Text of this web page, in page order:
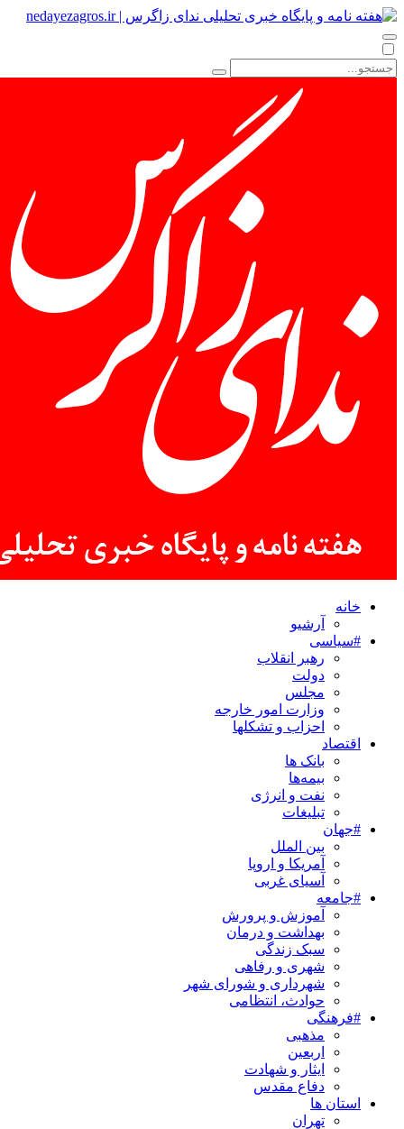
خانه
آرشیو
#سیاسی
رهبر انقلاب
دولت
مجلس
وزارت امور خارجه
احزاب و تشکلها
اقتصاد
بانک ها
بیمه‌ها
نفت و انرژی
تبلیغات
#جهان
بین الملل
آمریکا و اروپا
آسیای غربی
#جامعه
آموزش و پرورش
بهداشت و درمان
سبک زندگی
شهری و رفاهی
شهرداری و شورای شهر
حوادث، انتظامی
#فرهنگی
مذهبی
اربعین
ایثار و شهادت
دفاع مقدس
استان ها
تهران